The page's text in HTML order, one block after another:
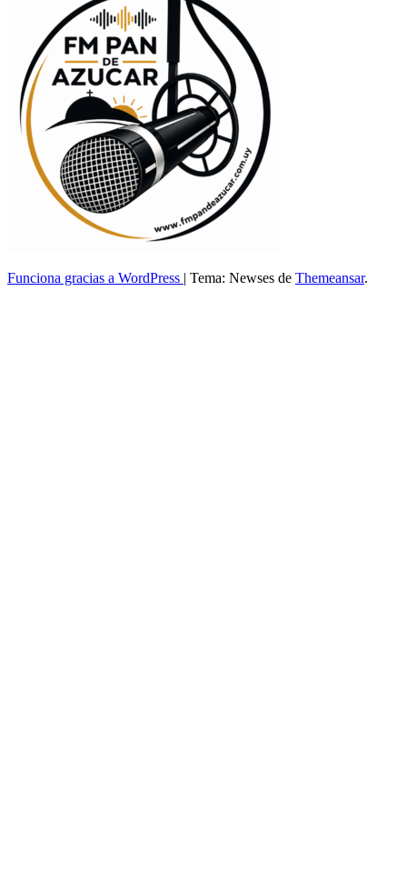
Funciona gracias a WordPress Tema: Newses de Themeansar.